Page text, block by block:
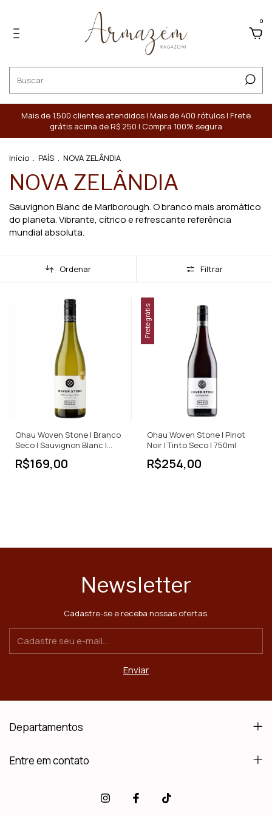
0
Mais de 1.500 clientes atendidos | Mais de 400 rótulos | Frete
grátis acima de R$ 250 | Compra 100% segura
Início . PAÍS . NOVA ZELÂNDIA
NOVA ZELÂNDIA
Sauvignon Blanc de Marlborough. O branco mais aromático
do planeta. Vibrante, cítrico e refrescante referência
mundial absoluta.
Ordenar Filtrar
Ohau Woven Stone | Branco
Seco | Sauvignon Blanc |
R$169,00
Frete grátis
Ohau Woven Stone | Pinot
Noir | Tinto Seco | 750ml
R$254,00
Newsletter
Cadastre-se e receba nossas ofertas.
Departamentos
Entre em contato